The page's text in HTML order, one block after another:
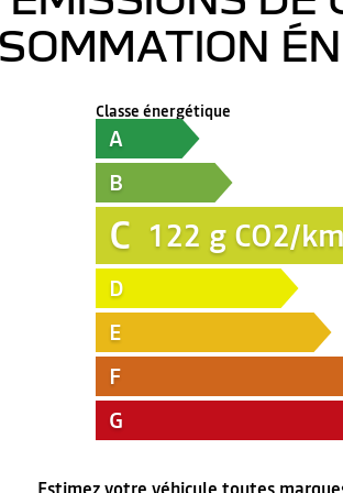
Classe énergétique
A
B
C 122 g CO2/km
D
E
F
G